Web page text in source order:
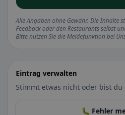
Alle Angaben ohne Gewähr. Die Inhalte
Feedback oder den Restaurants selbst
Bitte nutzen Sie die Meldefunktion bei
Eintrag verwalten
Stimmt etwas nicht oder bist du
🐛 Fehler